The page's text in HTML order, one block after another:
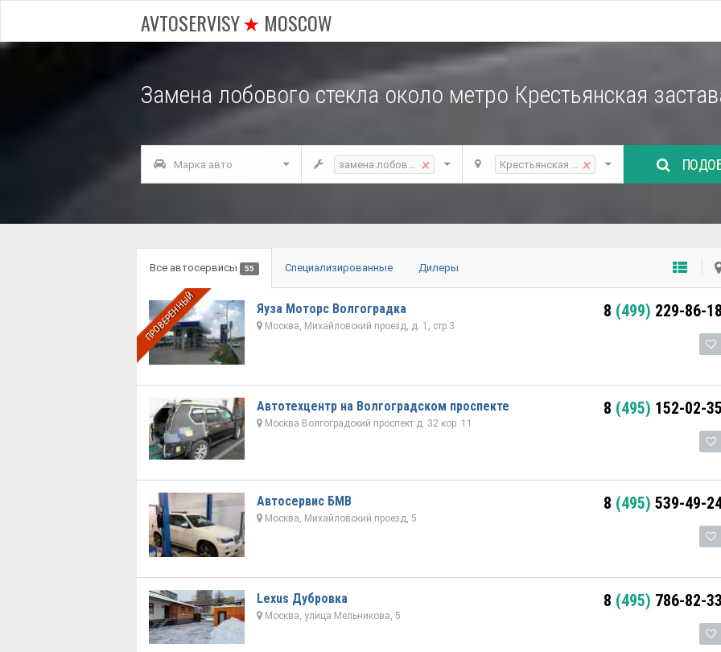
AVTOSERVISY MOSCOW
Замена лобового стекла около метро Крестьянская
Марка авто замена лобового стекла
× Крестьянская застава
×
Все автосервисы 55 Специализированные Дилеры
ПРОВЕРЕННЫЙ Яуза Моторс Волгоградка
Москва, Михайловский проезд, д. 1, стр.3
8 (499) 229-86-18
Автотехцентр на Волгоградском проспекте
Москва Волгоградский проспект д. 32 кор. 11
8 (495) 152-02-35
Автосервис БМВ
Москва, Михайловский проезд, 5
8 (495) 539-49-
Lexus Дубровка
Москва, улица Мельникова, 5
8 (495) 786-82-33